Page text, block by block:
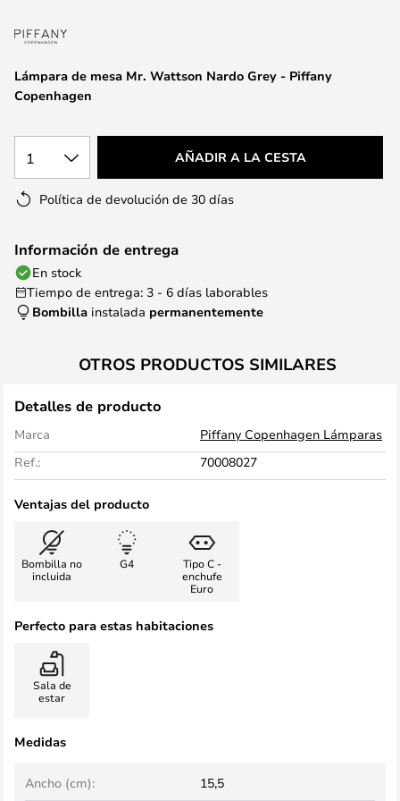
galería
imágenes
Lámpara de mesa Mr. Wattson Nardo Grey - Piffany
Copenhagen
1 AÑADIR A LA CESTA
Política de devolución de 30 días
Información de entrega
En stock
Tiempo de entrega: 3 - 6 días laborables
Bombilla instalada permanentemente
OTROS PRODUCTOS SIMILARES
Detalles de producto
Marca
Piffany Copenhagen Lámparas
Ref.:
70008027
Ventajas del producto
Bombilla no
incluida
G4
Tipo C -
enchufe
Euro
Perfecto para estas habitaciones
Sala de
estar
Medidas
Ancho (cm): 15,5